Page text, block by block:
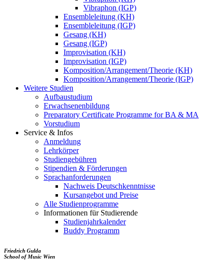
Vibraphon (IGP)
Ensembleleitung (KH)
Ensembleleitung (IGP)
Gesang (KH)
Gesang (IGP)
Improvisation (KH)
Improvisation (IGP)
Komposition/Arrangement/Theorie (KH)
Komposition/Arrangement/Theorie (IGP)
Weitere Studien
Aufbaustudium
Erwachsenenbildung
Preparatory Certificate Programme for BA & MA
Vorstudium
Service & Infos
Anmeldung
Lehrkörper
Studiengebühren
Stipendien & Förderungen
Sprachanforderungen
Nachweis Deutschkenntnisse
Kursangebot und Preise
Alle Studienprogramme
Informationen für Studierende
Studienjahrkalender
Buddy Programm
Friedrich Gulda
School of Music Wien